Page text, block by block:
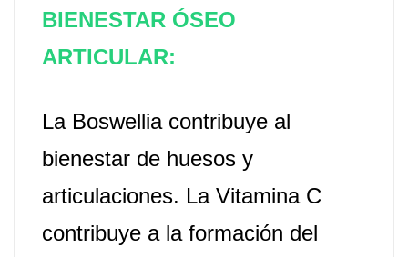
BIENESTAR ÓSEO
ARTICULAR:
La Boswellia contribuye al
bienestar de huesos y
articulaciones. La Vitamina C
contribuye a la formación del